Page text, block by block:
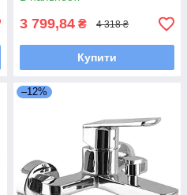
3 799,84 ₴ 4 318 ₴
Купити
–12%